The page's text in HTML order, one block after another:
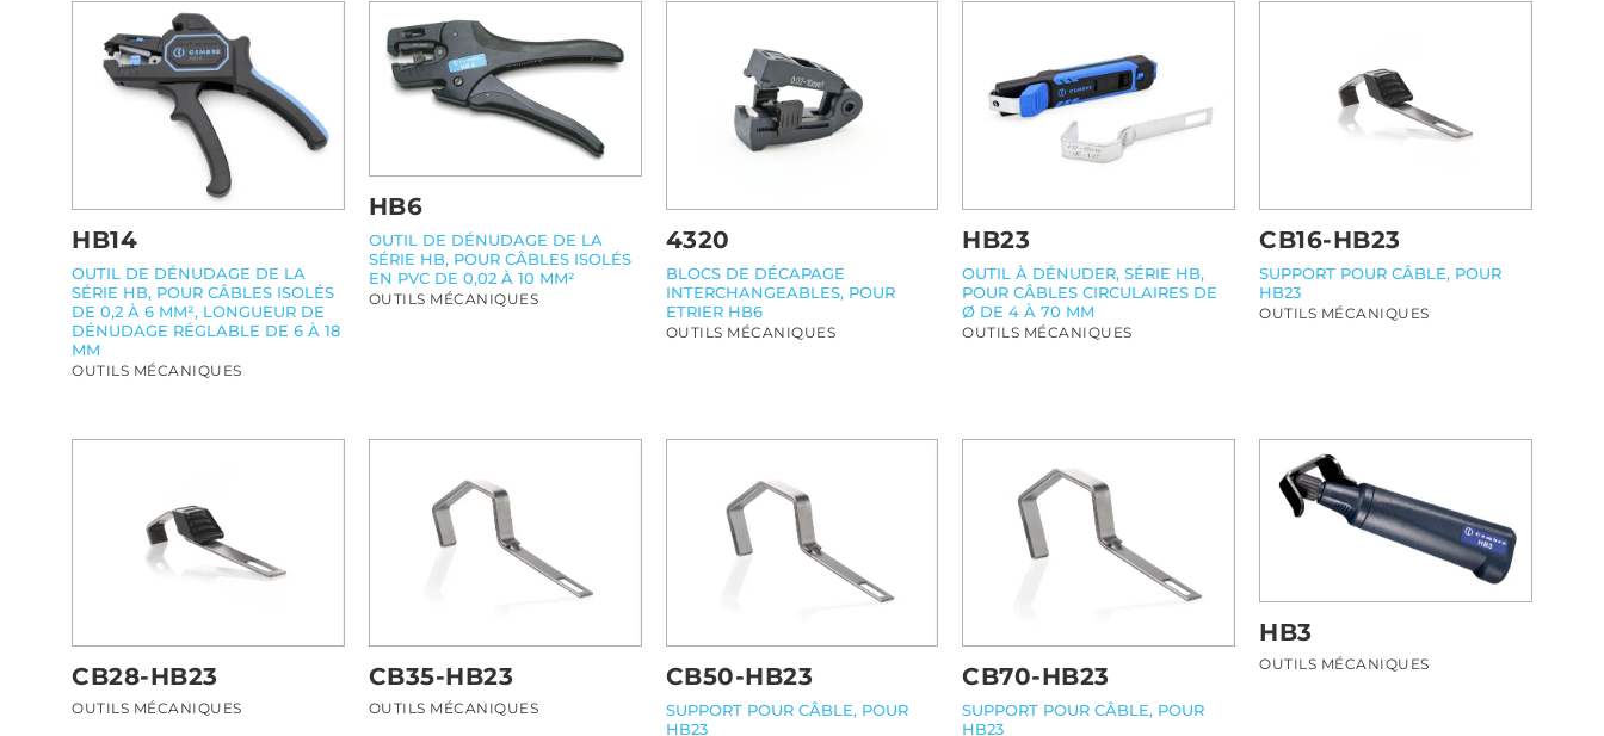
HB14
OUTIL DE DÉNUDAGE DE LA
SÉRIE HB, POUR CÂBLES ISOLÉS
DE 0,2 À 6 MM², LONGUEUR DE
DÉNUDAGE RÉGLABLE DE 6 À 18
MM
OUTILS MÉCANIQUES
HB6
OUTIL DE DÉNUDAGE DE LA
SÉRIE HB, POUR CÂBLES ISOLÉS
EN PVC DE 0,02 À 10 MM²
OUTILS MÉCANIQUES
4320
BLOCS DE DÉCAPAGE
INTERCHANGEABLES, POUR
ETRIER HB6
OUTILS MÉCANIQUES
HB23
OUTIL À DÉNUDER, SÉRIE HB,
POUR CÂBLES CIRCULAIRES DE
Ø DE 4 À 70 MM
OUTILS MÉCANIQUES
CB16-HB23
SUPPORT POUR CÂBLE, POUR
HB23
OUTILS MÉCANIQUES
CB28-HB23
OUTILS MÉCANIQUES
CB35-HB23
OUTILS MÉCANIQUES
CB50-HB23
SUPPORT POUR CÂBLE, POUR
HB23
CB70-HB23
SUPPORT POUR CÂBLE, POUR
HB23
HB3
OUTILS MÉCANIQUES